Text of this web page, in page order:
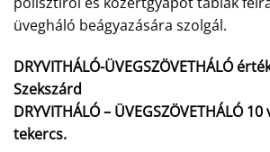
üvegháló beágyazására szolgál.
DRYVITHÁLÓ-ÜVEGSZÖVETHÁLÓ
Szekszárd
DRYVITHÁLÓ – ÜVEGSZÖVETHÁLÓ
tekercs.